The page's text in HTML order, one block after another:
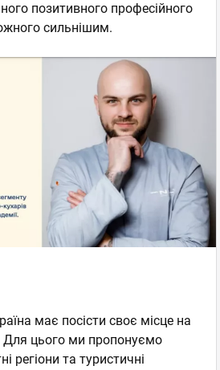
позитивного професійного
сильнішим.
має посісти своє місце на
Для цього ми пропонуємо
регіони та туристичні